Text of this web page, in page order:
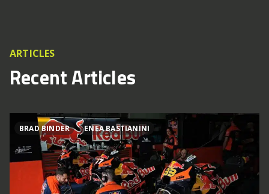
ARTICLES
Recent Articles
BRAD BINDER ENEA BASTIANINI